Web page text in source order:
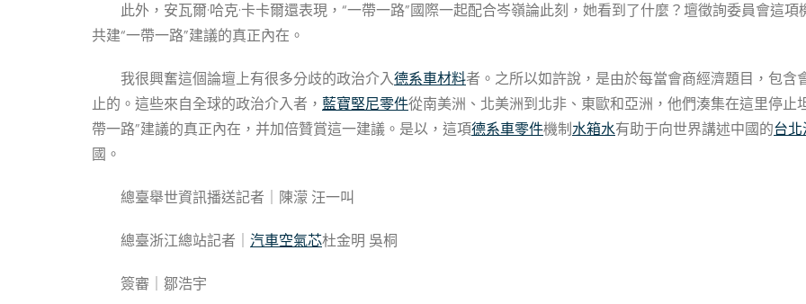
此外，安瓦爾·哈克·卡卡爾還表現，“一帶一路”國際一起配合岑嶺論此刻，她看到了什麼？壇徵詢委員會這
共建“一帶一路”建議的真正內在。
我很興奮這個論壇上有很多分歧的政治介入德系車材料者。之所以如許說，是由於每當會商經濟題目，包含
止的。這些來自全球的政治介入者， 藍寶堅尼零件從南美洲、北美洲到北非、東歐和亞洲，他們湊集在這里停
帶一路”建議的真正內在，并加倍贊賞這一建議。是以，這項德系車零件機制水箱水有助于向世界講述中國的台
國。
總臺舉世資訊播送記者｜陳濛 汪一叫
總臺浙江總站記者｜ 汽車空氣芯杜金明 吳桐
簽審｜鄒浩宇